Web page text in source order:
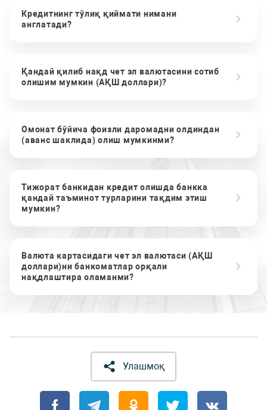
Кредитнинг тўлиқ қиймати нимани
англатади?
Қандай қилиб нақд чет эл валютасини сотиб
олишим мумкин (АҚШ доллари)?
Омонат бўйича фоизли даромадни олдиндан
(аванс шаклида) олиш мумкинми?
Тижорат банкидан кредит олишда банкка
қандай таъминот турларини тақдим этиш
мумкин?
Валюта картасидаги чет эл валютаси (АҚШ
доллари)ни банкоматлар орқали
нақдлаштира оламанми?
Улашмоқ